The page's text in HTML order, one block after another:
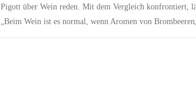
Pigott über Wein reden. Mit dem Vergleich konfrontiert,
„Beim Wein ist es normal, wenn Aromen von